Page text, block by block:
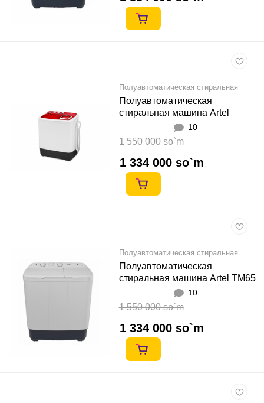
Полуавтоматическая стиральная
машина
Полуавтоматическая
стиральная машина Artel
TE60L Қизил
10
1 550 000 so`m
1 334 000 so`m
Полуавтоматическая стиральная
машина
Полуавтоматическая
стиральная машина Artel TM65
10
1 550 000 so`m
1 334 000 so`m